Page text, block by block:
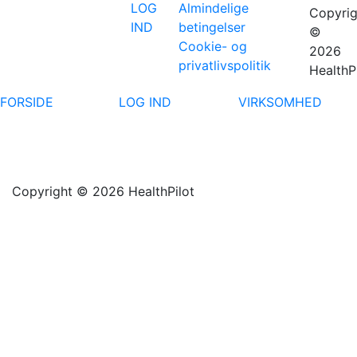
LOG
IND
Almindelige
betingelser
Cookie- og
privatlivspolitik
©
2026
FORSIDE
LOG IND VIRKSOMHED
Copyright © 2026 HealthPilot